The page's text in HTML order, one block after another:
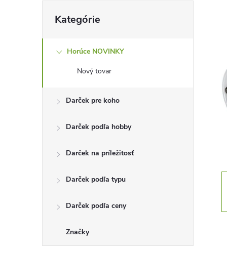
o
n
l
kategórie
Kategórie
Horúce NOVINKY
Nový tovar
Darček pre koho
Darček podľa hobby
Darček na príležitosť
Darček podľa typu
Darček podľa ceny
Značky